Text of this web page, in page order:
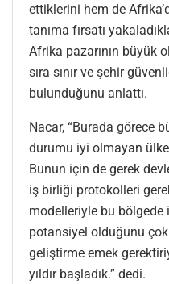
ettiklerini hem de
tanıma fırsatı
Afrika pazarının büyük
sıra sınır ve şehir
bulunduğunu anlattı.
Nacar, “Burada görece
durumu iyi olmayan
Bunun için de gerek
iş birliği protokolleri
modelleriyle bu
potansiyel olduğunu
geliştirme emek
yıldır başladık.” dedi.